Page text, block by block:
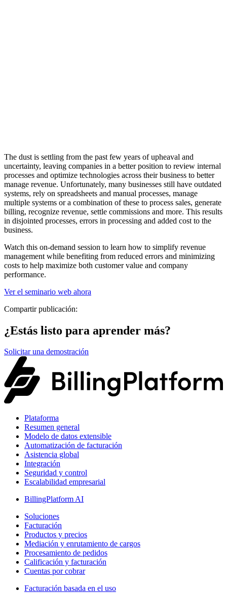
The dust is settling from the past few years of upheaval and
uncertainty, leaving companies in a better position to review internal
processes and optimize technologies across their business to better
manage revenue. Unfortunately, many businesses still have outdated
systems, rely on spreadsheets and manual processes, manage
multiple systems or a combination of these to process sales, generate
billing, recognize revenue, settle commissions and more. This results
in disjointed processes, errors in processing and added cost to the
business.
Watch this on-demand session to learn how to simplify revenue
management while benefiting from reduced errors and minimizing
costs to help maximize both customer value and company
performance.
Ver el seminario web ahora
Compartir publicación:
¿Estás listo para aprender más?
Solicitar una demostración
Plataforma
Resumen general
Modelo de datos extensible
Automatización de facturación
Asistencia global
Integración
Seguridad y control
Escalabilidad empresarial
BillingPlatform AI
Soluciones
Facturación
Productos y precios
Mediación y enrutamiento de cargos
Procesamiento de pedidos
Calificación y facturación
Cuentas por cobrar
Facturación basada en el uso